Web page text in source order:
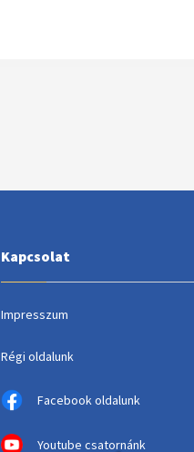
Kapcsolat
Impresszum
Régi oldalunk
Facebook oldalunk
Youtube csatornánk